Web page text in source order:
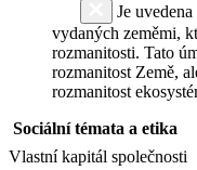
Je
vydaných zeměmi,
rozmanitosti. Tato
rozmanitost Země,
rozmanitost
Sociální témata a etika
Vlastní kapitál společnosti